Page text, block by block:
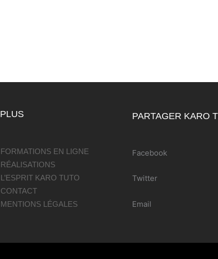
PLUS
FORMATIONS EN LIGNE
RÉALISATIONS
L’ESPRIT KARO TUTO
CONTACT
MENTIONS LÉGALES
PARTAGER KARO
Facebook
Twitter
Email